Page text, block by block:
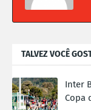
TALVEZ VOCÊ
Inter
Copa